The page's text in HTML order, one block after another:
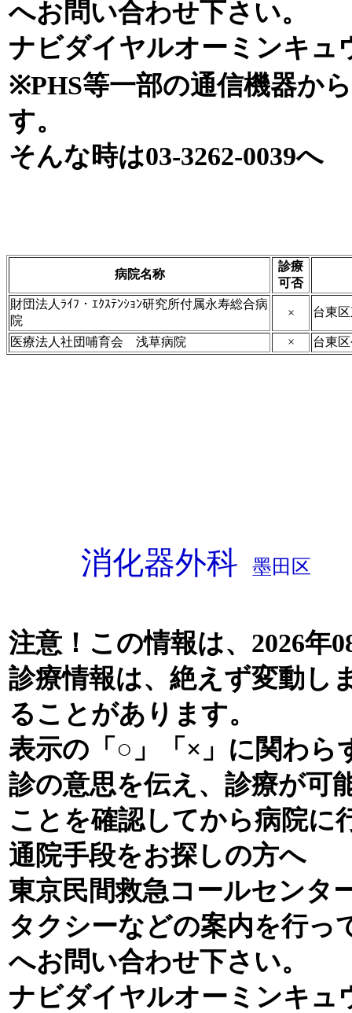
へお問い合わせ下さい。
ナビダイヤルオーミンキュ
※PHS等一部の通信機器か
す。
そんな時は03-3262-0039へ
病院名称
診療
可否
財団法人ﾗｲﾌ・ｴｸｽﾃﾝｼｮﾝ研究所付属永寿総合病
院
× 台東
医療法人社団哺育会 浅草病院 × 台東
消化器外科 墨田区
注意！この情報は、2026年
診療情報は、絶えず変動し
ることがあります。
表示の「○」「×」に関わら
診の意思を伝え、診療が可
ことを確認してから病院に
通院手段をお探しの方へ
東京民間救急コールセンタ
タクシーなどの案内を行っ
へお問い合わせ下さい。
ナビダイヤルオーミンキュ